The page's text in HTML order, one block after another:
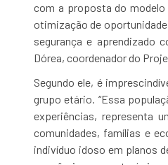
com a proposta do
otimização de
segurança e aprendizado
Dórea, coordenador do
Segundo ele, é
grupo etário. “Essa
experiências, representa
comunidades, famílias e
indivíduo idoso em planos